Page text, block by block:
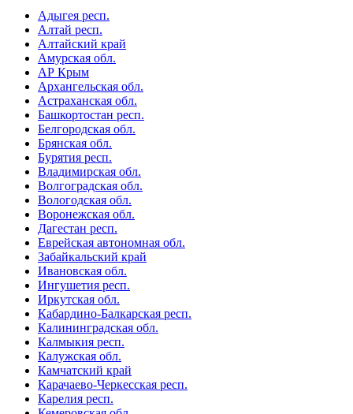
Адыгея респ.
Алтай респ.
Алтайский край
Амурская обл.
АР Крым
Архангельская обл.
Астраханская обл.
Башкортостан респ.
Белгородская обл.
Брянская обл.
Бурятия респ.
Владимирская обл.
Волгоградская обл.
Вологодская обл.
Воронежская обл.
Дагестан респ.
Еврейская автономная обл.
Забайкальский край
Ивановская обл.
Ингушетия респ.
Иркутская обл.
Кабардино-Балкарская респ.
Калининградская обл.
Калмыкия респ.
Калужская обл.
Камчатский край
Карачаево-Черкесская респ.
Карелия респ.